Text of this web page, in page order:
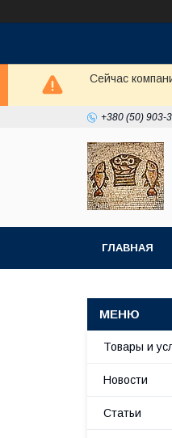
Сейчас
+380 (50) 903-
ГЛАВНАЯ
Товары и
Новости
Статьи